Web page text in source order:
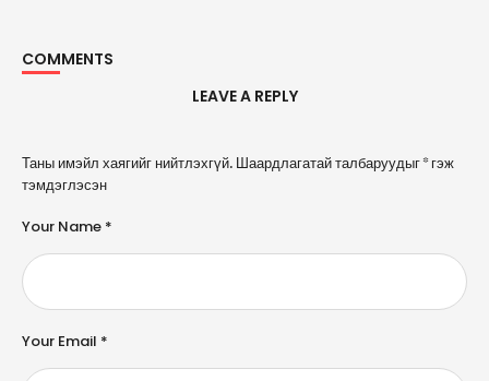
COMMENTS
LEAVE A REPLY
Таны имэйл хаягийг нийтлэхгүй. Шаардлагатай талбаруудыг*гэж
тэмдэглэсэн
Your Name *
Your Email *
A
l
e
n
a
ti
e